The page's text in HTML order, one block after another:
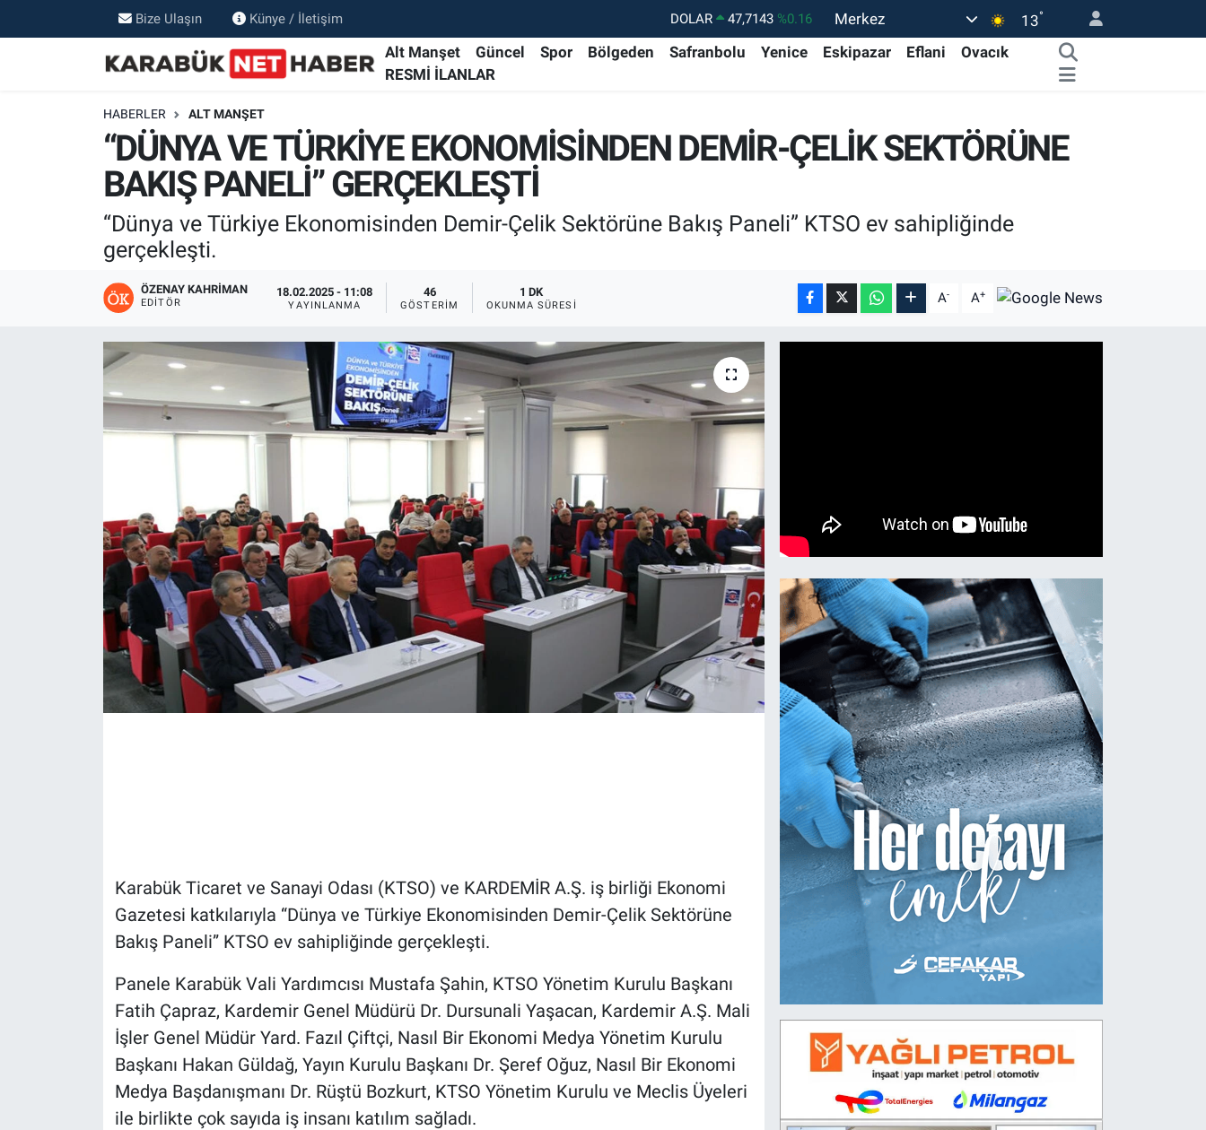
Bize Ulaşın Künye / İletişim DOLAR 47,7143 %0.16
EURO
55,0317 %-0.02
BİST100
13.799 %70
Merkez 13°
Alt Manşet Güncel Spor Bölgeden Safranbolu Yenice Eskipazar Eflani
Ovacık
RESMİ İLANLAR
HABERLER ALT MANŞET
“DÜNYA VE TÜRKİYE EKONOMİSİNDEN DEMİR-ÇELİK SEKTÖRÜNE
BAKIŞ PANELİ” GERÇEKLEŞTİ
“Dünya ve Türkiye Ekonomisinden Demir-Çelik Sektörüne Bakış Paneli” KTSO ev sahipliğinde
gerçekleşti.
ÖZENAY KAHRIMAN
EDITÖR
18.02.2025 - 11:08
YAYINLANMA
46
GÖSTERIM
1 DK
OKUNMA SÜRESI A- A+
Karabük Ticaret ve Sanayi Odası (KTSO) ve KARDEMİR A.Ş. iş birliği Ekonomi
Gazetesi katkılarıyla “Dünya ve Türkiye Ekonomisinden Demir-Çelik Sektörüne
Bakış Paneli” KTSO ev sahipliğinde gerçekleşti.
Panele Karabük Vali Yardımcısı Mustafa Şahin, KTSO Yönetim Kurulu Başkanı
Fatih Çapraz, Kardemir Genel Müdürü Dr. Dursunali Yaşacan, Kardemir A.Ş. Mali
İşler Genel Müdür Yard. Fazıl Çiftçi, Nasıl Bir Ekonomi Medya Yönetim Kurulu
Başkanı Hakan Güldağ, Yayın Kurulu Başkanı Dr. Şeref Oğuz, Nasıl Bir Ekonomi
Medya Başdanışmanı Dr. Rüştü Bozkurt, KTSO Yönetim Kurulu ve Meclis Üyeleri
ile birlikte çok sayıda iş insanı katılım sağladı.